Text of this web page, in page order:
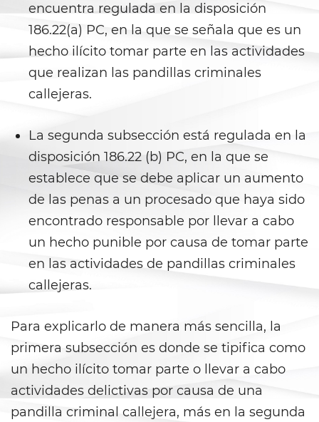
Penetración Sexual Forzada
Pornografía Infantil
Violación
Delitos Violentos
Aumento de Sentencia para
Pandillas
Disuadir a un Testigo
Homicidio Voluntario
Intento de Asesinato
Secuestro
encuentra regulada en la disposición
186.22(a) PC, en la que se señala que es un
hecho ilícito tomar parte en las actividades
que realizan las pandillas criminales
callejeras.
La segunda subsección está regulada en la
disposición 186.22 (b) PC, en la que se
establece que se debe aplicar un aumento
de las penas a un procesado que haya sido
encontrado responsable por llevar a cabo
un hecho punible por causa de tomar parte
en las actividades de pandillas criminales
callejeras.
Para explicarlo de manera más sencilla, la
primera subsección es donde se tipifica como
un hecho ilícito tomar parte o llevar a cabo
actividades delictivas por causa de una
pandilla criminal callejera, más en la segunda